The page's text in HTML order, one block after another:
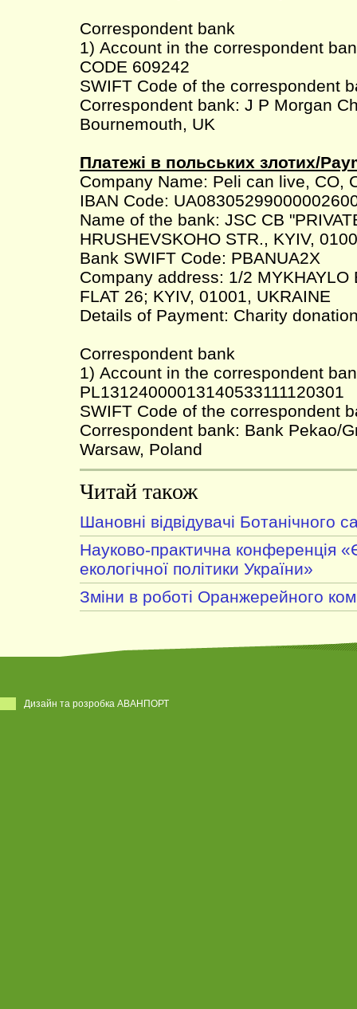
Correspondent bank
1) Account in the correspondent
CODE 609242
SWIFT Code of the correspondent
Correspondent bank: J P Morgan
Bournemouth, UK
Платежі в польських злотих/
Company Name: Peli can live, CO,
IBAN Code:
Name of the bank: JSC CB
HRUSHEVSKOHO STR., KYIV,
Bank SWIFT Code: PBANUA2X
Company address: 1/2 MYKHAYLO
FLAT 26; KYIV, 01001, UKRAINE
Details of Payment: Charity
Correspondent bank
1) Account in the correspondent
PL13124000013140533111120301
SWIFT Code of the correspondent
Correspondent bank: Bank Pekao/
Warsaw, Poland
Читай також
Шановні відвідувачі Ботанічного
Науково-практична конференція
екологічної політики України»
Зміни в роботі Оранжерейного
Дизайн та розробка АВАНПОРТ